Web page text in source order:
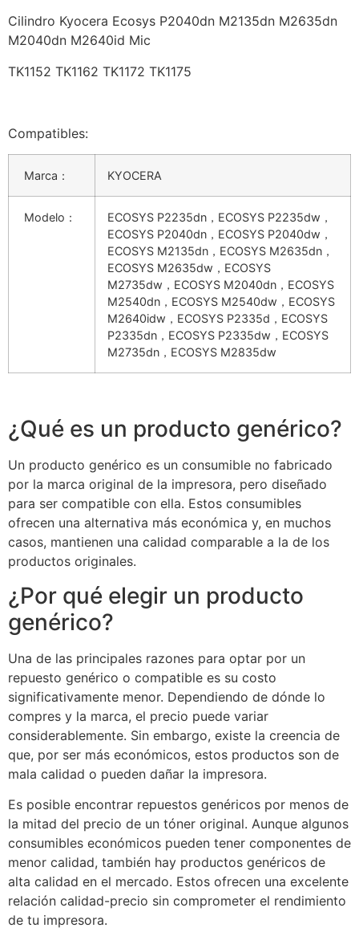
Cilindro Kyocera Ecosys P2040dn M2135dn M2635dn
M2040dn M2640id Mic
TK1152 TK1162 TK1172 TK1175
Compatibles:
Marca： KYOCERA
Modelo：
ECOSYS P2235dn，ECOSYS P2235dw，
ECOSYS P2040dn，ECOSYS P2040dw，
ECOSYS M2135dn，ECOSYS M2635dn，
ECOSYS M2635dw，ECOSYS
M2735dw，ECOSYS M2040dn，ECOSYS
M2540dn，ECOSYS M2540dw，ECOSYS
M2640idw，ECOSYS P2335d，ECOSYS
P2335dn，ECOSYS P2335dw，ECOSYS
M2735dn，ECOSYS M2835dw
¿Qué es un producto genérico?
Un producto genérico es un consumible no fabricado
por la marca original de la impresora, pero diseñado
para ser compatible con ella. Estos consumibles
ofrecen una alternativa más económica y, en muchos
casos, mantienen una calidad comparable a la de los
productos originales.
¿Por qué elegir un producto
genérico?
Una de las principales razones para optar por un
repuesto genérico o compatible es su costo
significativamente menor. Dependiendo de dónde lo
compres y la marca, el precio puede variar
considerablemente. Sin embargo, existe la creencia de
que, por ser más económicos, estos productos son de
mala calidad o pueden dañar la impresora.
Es posible encontrar repuestos genéricos por menos de
la mitad del precio de un tóner original. Aunque algunos
consumibles económicos pueden tener componentes de
menor calidad, también hay productos genéricos de
alta calidad en el mercado. Estos ofrecen una excelente
relación calidad-precio sin comprometer el rendimiento
de tu impresora.